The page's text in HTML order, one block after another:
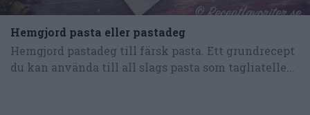
Hemgjord pasta eller pastadeg
Hemgjord pastadeg till färsk pasta. Ett grundrecept
du kan använda till all slags pasta som tagliatelle...